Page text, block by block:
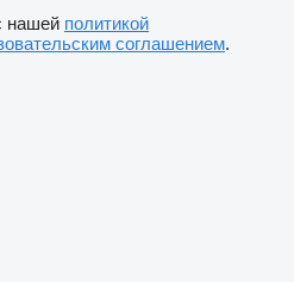
нашей политикой
соглашением.